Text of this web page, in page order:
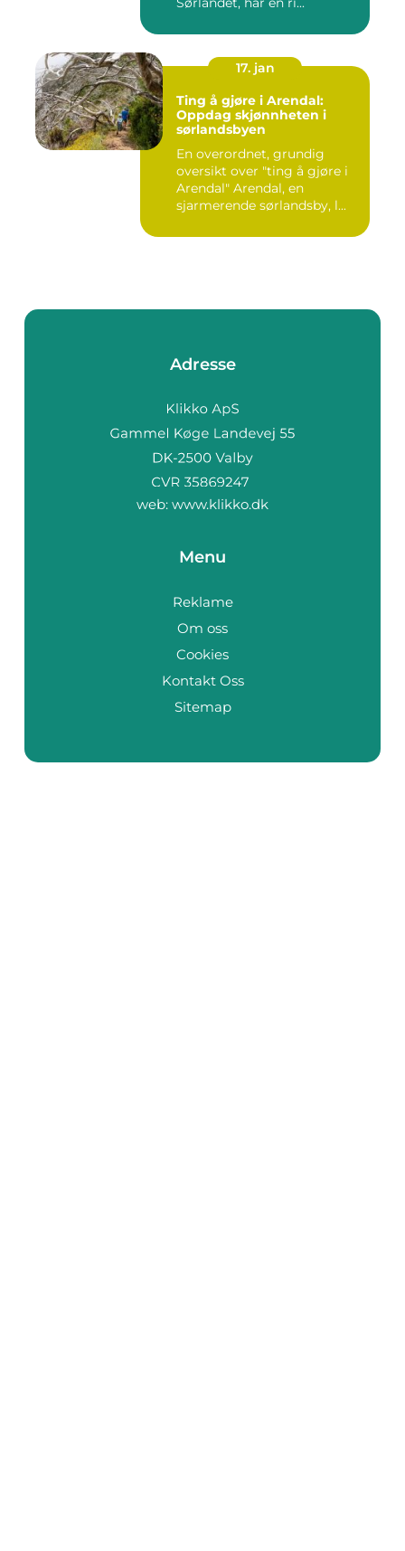
17. jan
Ting å gjøre i Arendal:
Oppdag skjønnheten i
sørlandsbyen
En overordnet, grundig
oversikt over "ting å gjøre i
Arendal" Arendal, en
sjarmerende sørlandsby, l...
Adresse
web: www.klikko.dk
Menu
Reklame
Om oss
Cookies
Kontakt Oss
Sitemap